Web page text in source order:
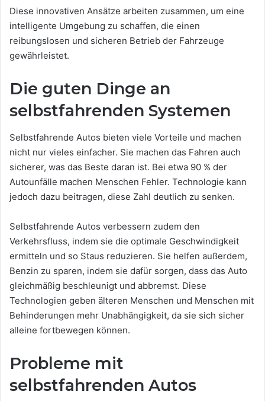
Diese innovativen Ansätze arbeiten zusammen, um eine
intelligente Umgebung zu schaffen, die einen
reibungslosen und sicheren Betrieb der Fahrzeuge
gewährleistet.
Die guten Dinge an
selbstfahrenden Systemen
Selbstfahrende Autos bieten viele Vorteile und machen
nicht nur vieles einfacher. Sie machen das Fahren auch
sicherer, was das Beste daran ist. Bei etwa 90 % der
Autounfälle machen Menschen Fehler. Technologie kann
jedoch dazu beitragen, diese Zahl deutlich zu senken.
Selbstfahrende Autos verbessern zudem den
Verkehrsfluss, indem sie die optimale Geschwindigkeit
ermitteln und so Staus reduzieren. Sie helfen außerdem,
Benzin zu sparen, indem sie dafür sorgen, dass das Auto
gleichmäßig beschleunigt und abbremst. Diese
Technologien geben älteren Menschen und Menschen mit
Behinderungen mehr Unabhängigkeit, da sie sich sicher
alleine fortbewegen können.
Probleme mit
selbstfahrenden Autos